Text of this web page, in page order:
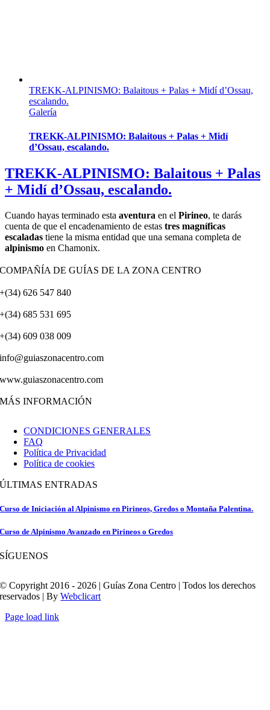
TREKK-ALPINISMO: Balaitous + Palas + Midí d’Ossau,
escalando.
Galería
TREKK-ALPINISMO: Balaitous + Palas + Midí
d’Ossau, escalando.
TREKK-ALPINISMO: Balaitous + Palas
+ Midí d’Ossau, escalando.
Cuando hayas terminado esta aventura en el Pirineo, te darás
cuenta de que el encadenamiento de estas tres magníficas
escaladas tiene la misma entidad que una semana completa de
alpinismo en Chamonix.
COMPAÑÍA DE GUÍAS DE LA ZONA CENTRO
+(34) 626 547 840
+(34) 685 531 695
+(34) 609 038 009
info@guiaszonacentro.com
www.guiaszonacentro.com
MÁS INFORMACIÓN
CONDICIONES GENERALES
FAQ
Política de Privacidad
Política de cookies
ÚLTIMAS ENTRADAS
Curso de Iniciación al Alpinismo en Pirineos, Gredos o Montaña Palentina.
Curso de Alpinismo Avanzado en Pirineos o Gredos
SÍGUENOS
© Copyright 2016 - 2026 | Guías Zona Centro | Todos los derechos
reservados | ByWebclicart
Page load link